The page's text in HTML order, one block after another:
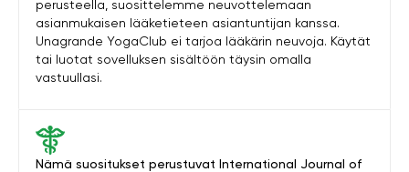
Nämä suositukset perustuvat International Journal of
perusteella, suosittelemme neuvottelemaan
asianmukaisen lääketieteen asiantuntijan kanssa.
Unagrande YogaClub ei tarjoa lääkärin neuvoja. Käytät
tai luotat sovelluksen sisältöön täysin omalla
vastuullasi.